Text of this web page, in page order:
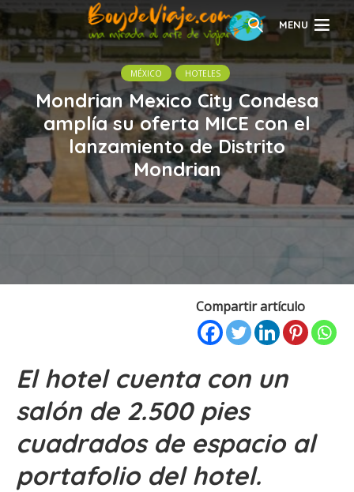
MENU
MÉXICO HOTELES
Mondrian Mexico City Condesa
amplía su oferta MICE con el
lanzamiento de Distrito
Mondrian
Compartir artículo
El hotel cuenta con un
salón de 2.500 pies
cuadrados de espacio al
portafolio del hotel.